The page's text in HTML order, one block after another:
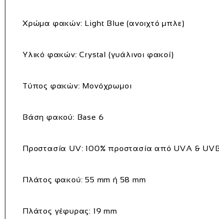
Χρώμα φακών: Light Blue (ανοιχτό μπλε)
Υλικό φακών:Crystal (γυάλινοι φακοί)
Τύπος φακών: Μονόχρωμοι
Βάση φακού: Base 6
Προστασία UV:100% προστασία από UVA &
Πλάτος φακού:55 mm ή 58 mm
Πλάτος γέφυρας: 19 mm